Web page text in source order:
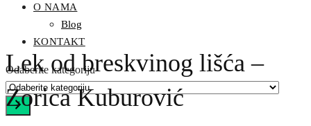
O NAMA
Blog
KONTAKT
Odaberite kategoriju
Lek od breskvinog lišća –
Zorica Kuburović